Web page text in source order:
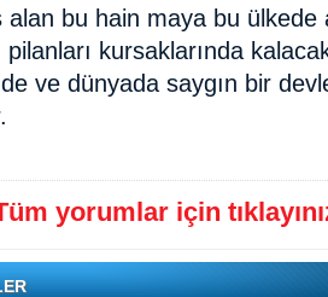
alan bu hain maya bu ülkede
kursaklarında
ve dünyada saygın bir
yorumlar için